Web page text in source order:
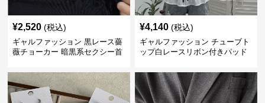
¥2,520 (税込)
ギャルファッション 黒レース薔
薇チョーカー 暗黒系セクシー首
¥4,140 (税込)
ギャルファッション チューブト
ップ白レースリボン付きパッド